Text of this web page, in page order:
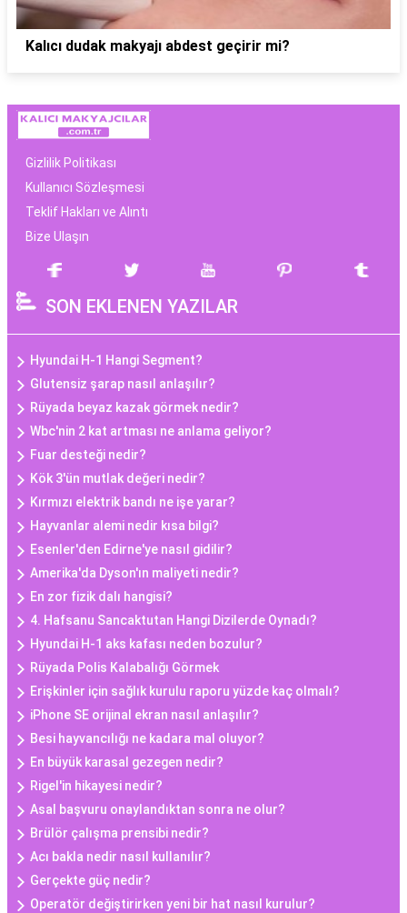
Kalıcı dudak makyajı abdest geçirir mi?
Gizlilik Politikası
Kullanıcı Sözleşmesi
Teklif Hakları ve Alıntı
Bize Ulaşın
SON EKLENEN YAZILAR
Hyundai H-1 Hangi Segment?
Glutensiz şarap nasıl anlaşılır?
Rüyada beyaz kazak görmek nedir?
Wbc'nin 2 kat artması ne anlama geliyor?
Fuar desteği nedir?
Kök 3'ün mutlak değeri nedir?
Kırmızı elektrik bandı ne işe yarar?
Hayvanlar alemi nedir kısa bilgi?
Esenler'den Edirne'ye nasıl gidilir?
Amerika'da Dyson'ın maliyeti nedir?
En zor fizik dalı hangisi?
4. Hafsanu Sancaktutan Hangi Dizilerde Oynadı?
Hyundai H-1 aks kafası neden bozulur?
Rüyada Polis Kalabalığı Görmek
Erişkinler için sağlık kurulu raporu yüzde kaç olmalı?
iPhone SE orijinal ekran nasıl anlaşılır?
Besi hayvancılığı ne kadara mal oluyor?
En büyük karasal gezegen nedir?
Rigel'in hikayesi nedir?
Asal başvuru onaylandıktan sonra ne olur?
Brülör çalışma prensibi nedir?
Acı bakla nedir nasıl kullanılır?
Gerçekte güç nedir?
Operatör değiştirirken yeni bir hat nasıl kurulur?